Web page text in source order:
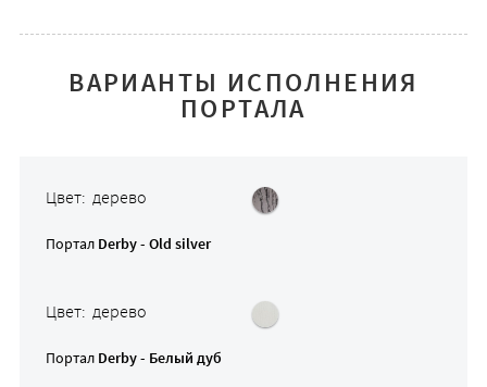
ВАРИАНТЫ ИСПОЛНЕНИЯ
ПОРТАЛА
Цвет: дерево
Портал Derby - Old silver
Цвет: дерево
Портал Derby - Белый дуб